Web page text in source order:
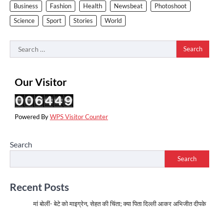
Business Fashion Health Newsbeat
Photoshoot
Science
Sport Stories World
Search
for:
Our Visitor
Powered ByWPS Visitor Counter
Search
Search
Recent Posts
मां बोलीं- बेटे को माइग्रेन, सेहत की चिंता; क्या पिता दिल्ली आकर अभिजीत दीपके